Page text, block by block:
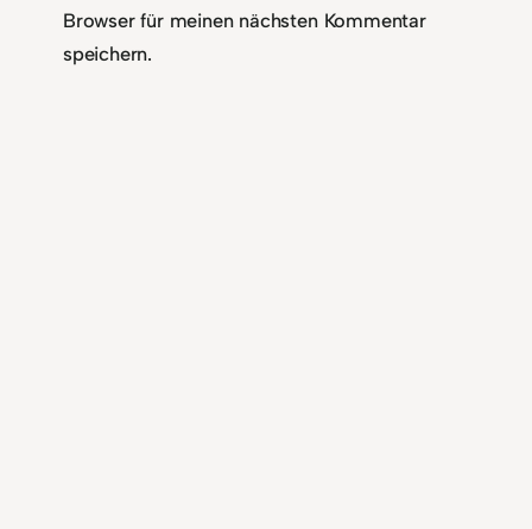
Browser für meinen nächsten Kommentar
speichern.